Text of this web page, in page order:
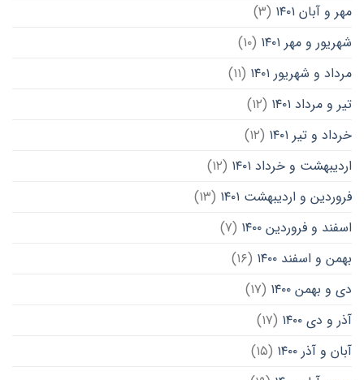
مهر و آبان ۱۴۰۱
(۳)
شهریور و مهر ۱۴۰۱
(۱۰)
مرداد و شهریور ۱۴۰۱
(۱۱)
تیر و مرداد ۱۴۰۱
(۱۲)
خرداد و تیر ۱۴۰۱
(۱۲)
اردیبهشت و خرداد ۱۴۰۱
(۱۲)
فروردین و اردیبهشت ۱۴۰۱
(۱۳)
اسفند و فروردین ۱۴۰۰
(۷)
بهمن و اسفند ۱۴۰۰
(۱۶)
دی و بهمن ۱۴۰۰
(۱۷)
آذر و دی ۱۴۰۰
(۱۷)
آبان و آذر ۱۴۰۰
(۱۵)